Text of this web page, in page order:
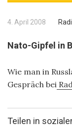
4. April 2008
Nato-Gipfel in
Wie man in
Gespräch bei
Teilen in